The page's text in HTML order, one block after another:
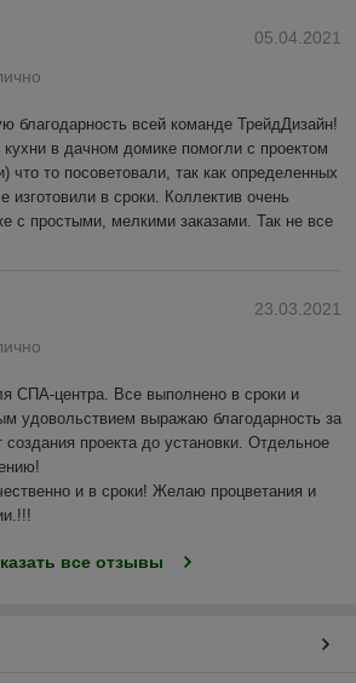
05.04.2021
благодарность всей команде ТрейдДизайн!
в дачном домике помогли с проектом
что то посоветовали, так как определенных
в сроки. Коллектив очень
с простыми, мелкими заказами. Так не все
23.03.2021
СПА-центра. Все выполнено в сроки и
удовольствием выражаю благодарность за
проекта до установки. Отдельное
и в сроки! Желаю процветания и
все отзывы